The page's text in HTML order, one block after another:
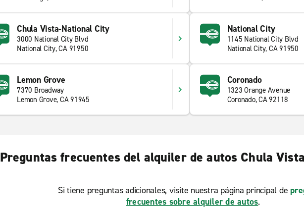
Chula Vista-National City
3000 National City Blvd
National City, CA 91950
National City
1145 National City Blvd
National City, CA 91950
Lemon Grove
7370 Broadway
Lemon Grove, CA 91945
Coronado
1323 Orange Avenue
Coronado, CA 92118
Preguntas frecuentes del alquiler de autos Chula
Si tiene preguntas adicionales, visite nuestra página principal de
frecuentes sobre alquiler de autos.